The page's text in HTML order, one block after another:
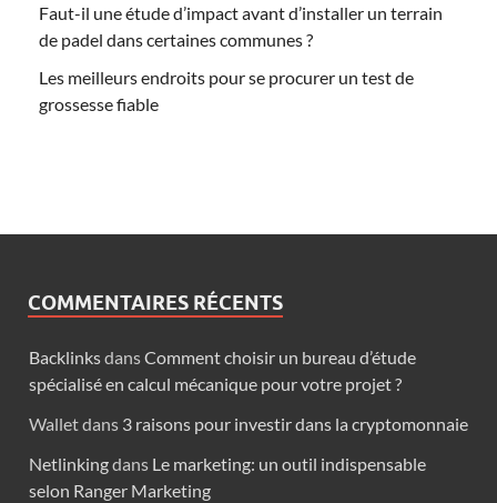
Faut-il une étude d’impact avant d’installer un terrain
de padel dans certaines communes ?
Les meilleurs endroits pour se procurer un test de
grossesse fiable
COMMENTAIRES RÉCENTS
BacklinksdansComment choisir un bureau d’étude
spécialisé en calcul mécanique pour votre projet ?
Walletdans 3 raisons pour investir dans la cryptomonnaie
Netlinkingdans Le marketing: un outil indispensable
selon Ranger Marketing